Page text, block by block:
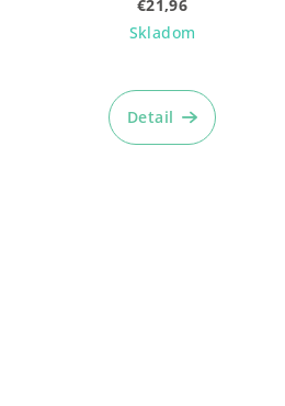
€21,96
Skladom
Detail